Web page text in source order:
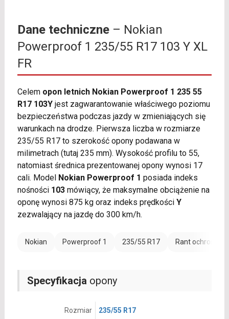
Dane techniczne– Nokian
Powerproof 1 235/55 R17 103 Y XL
FR
Celem opon letnich Nokian Powerproof 1 235 55
R17 103Yjest zagwarantowanie właściwego poziomu
bezpieczeństwa podczas jazdy w zmieniających się
warunkach na drodze. Pierwsza liczba w rozmiarze
235/55 R17 to szerokość opony podawana w
milimetrach (tutaj 235 mm). Wysokość profilu to 55,
natomiast średnica prezentowanej opony wynosi 17
cali. Model Nokian Powerproof 1 posiada indeks
nośności 103mówiący, że maksymalne obciążenie na
oponę wynosi 875 kg oraz indeks prędkości Y
zezwalający na jazdę do 300 km/h.
Nokian Powerproof 1 235/55 R17 Rant ochronny
Specyfikacja opony
Rozmiar 235/55 R17